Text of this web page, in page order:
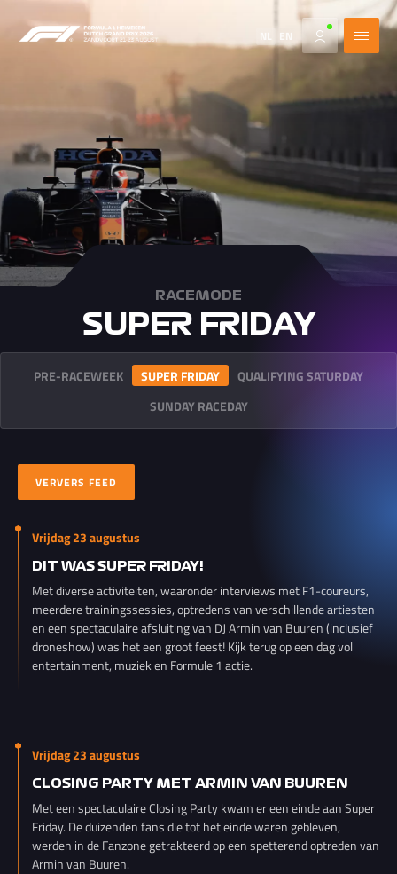
NL EN
RACEMODE
SUPER FRIDAY
PRE-RACEWEEK SUPER FRIDAY
QUALIFYING SATURDAY
SUNDAY RACEDAY
VERVERS FEED
Vrijdag 23 augustus
DIT WAS SUPER FRIDAY!
Met diverse activiteiten, waaronder interviews met F1-coureurs,
meerdere trainingssessies, optredens van verschillende artiesten
en een spectaculaire afsluiting van DJ Armin van Buuren (inclusief
droneshow) was het een groot feest! Kijk terug op een dag vol
entertainment, muziek en Formule 1 actie.
Vrijdag 23 augustus
CLOSING PARTY MET ARMIN VAN BUUREN
Met een spectaculaire Closing Party kwam er een einde aan Super
Friday. De duizenden fans die tot het einde waren gebleven,
werden in de Fanzone getrakteerd op een spetterend optreden van
Armin van Buuren.